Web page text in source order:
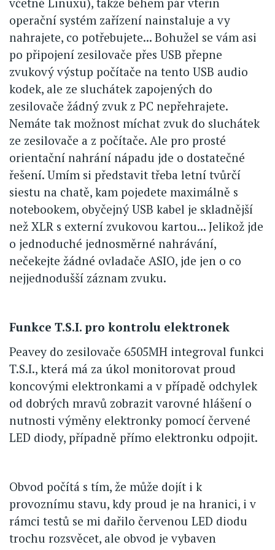
operační systém zařízení nainstaluje a vy
nahrajete, co potřebujete... Bohužel se vám asi
po připojení zesilovače přes USB přepne
zvukový výstup počítače na tento USB audio
kodek, ale ze sluchátek zapojených do
zesilovače žádný zvuk z PC nepřehrajete.
Nemáte tak možnost míchat zvuk do sluchátek
ze zesilovače a z počítače. Ale pro prosté
orientační nahrání nápadu jde o dostatečné
řešení. Umím si představit třeba letní tvůrčí
siestu na chatě, kam pojedete maximálně s
notebookem, obyčejný USB kabel je skladnější
než XLR s externí zvukovou kartou... Jelikož jde
o jednoduché jednosměrné nahrávání,
nečekejte žádné ovladače ASIO, jde jen o co
nejjednodušší záznam zvuku.
Funkce T.S.I. pro kontrolu elektronek
Peavey do zesilovače 6505MH integroval funkci
T.S.I., která má za úkol monitorovat proud
koncovými elektronkami a v případě odchylek
od dobrých mravů zobrazit varovné hlášení o
nutnosti výměny elektronky pomocí červené
LED diody, případně přímo elektronku odpojit.
Obvod počítá s tím, že může dojít i k
provoznímu stavu, kdy proud je na hranici, i v
rámci testů se mi dařilo červenou LED diodu
trochu rozsvěcet, ale obvod je vybaven